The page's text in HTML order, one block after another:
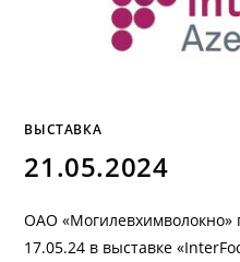
ВЫСТАВКА
21.05.2024
ОАО «Могилевхимволокно»
17.05.24 в выставке